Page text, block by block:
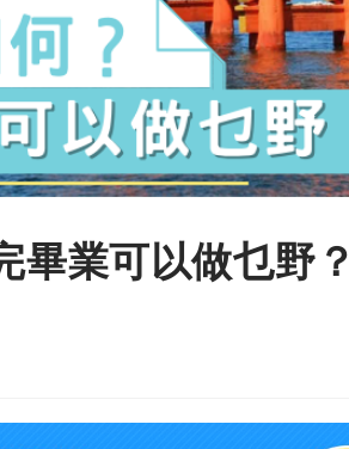
畢業可以做乜野？